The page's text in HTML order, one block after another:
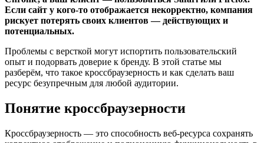
Если сайт у кого-то отображается некорректно, компания
рискует потерять своих клиентов — действующих и
потенциальных.
Проблемы с версткой могут испортить пользовательский
опыт и подорвать доверие к бренду. В этой статье мы
разберём, что такое кроссбраузерность и как сделать ваш
ресурс безупречным для любой аудитории.
Понятие кроссбраузерности
Кроссбраузерность — это способность веб-ресурса сохранять